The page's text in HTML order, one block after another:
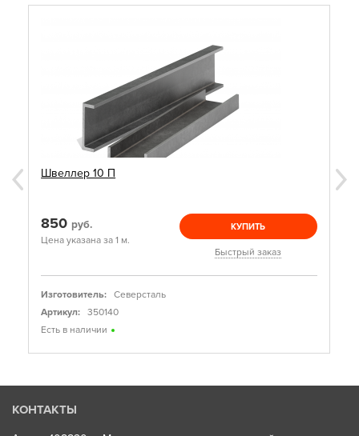
Швеллер 10 П
850 руб.
Цена указана за 1 м.
КУПИТЬ
Быстрый заказ
Изготовитель:
Северсталь
Артикул:
350140
Есть в наличии
КОНТАКТЫ